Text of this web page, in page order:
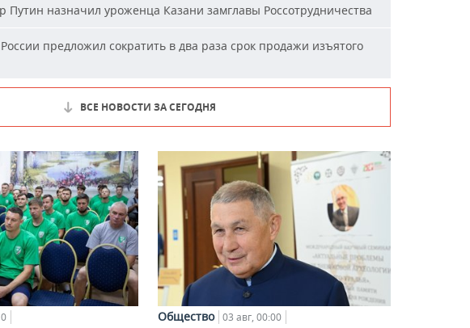
Путин назначил уроженца Казани замглавы Россотрудничества
предложил сократить в два раза срок продажи изъятого
ВСЕ НОВОСТИ ЗА СЕГОДНЯ
Общество 03 авг, 00:00